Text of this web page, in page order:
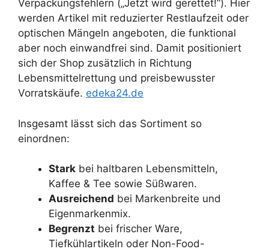
Verpackungsfehlern („Jetzt wird gerettet!“). Hier
werden Artikel mit reduzierter Restlaufzeit oder
optischen Mängeln angeboten, die funktional
aber noch einwandfrei sind. Damit positioniert
sich der Shop zusätzlich in Richtung
Lebensmittelrettung und preisbewusster
Vorratskäufe. edeka24.de
Insgesamt lässt sich das Sortiment so
einordnen:
Stark bei haltbaren Lebensmitteln,
Kaffee & Tee sowie Süßwaren.
Ausreichend bei Markenbreite und
Eigenmarkenmix.
Begrenzt bei frischer Ware,
Tiefkühlartikeln oder Non-Food-